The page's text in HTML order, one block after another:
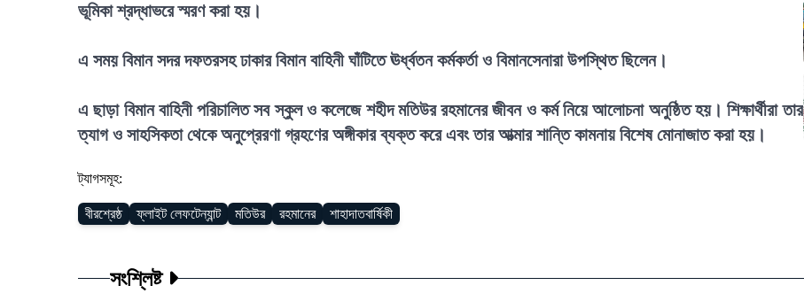
ভূমিকা শ্রদ্ধাভরে স্মরণ করা হয়।
এ সময় বিমান সদর দফতরসহ ঢাকার বিমান বাহিনী ঘাঁটিতে ঊর্ধ্বতন কর্মকর্তা ও বিমানসেনারা উপস্থিত ছিলেন।
এ ছাড়া বিমান বাহিনী পরিচালিত সব স্কুল ও কলেজে শহীদ মতিউর রহমানের জীবন ও কর্ম নিয়ে আলোচনা অনুষ্ঠিত হয়। শিক্ষার্থীরা তার
ত্যাগ ও সাহসিকতা থেকে অনুপ্রেরণা গ্রহণের অঙ্গীকার ব্যক্ত করে এবং তার আত্মার শান্তি কামনায় বিশেষ মোনাজাত করা হয়।
ট্যাগসমূহ:
বীরশ্রেষ্ঠ ফ্লাইট লেফটেন্যান্ট মতিউর রহমানের শাহাদাতবার্ষিকী
সংশ্লিষ্ট